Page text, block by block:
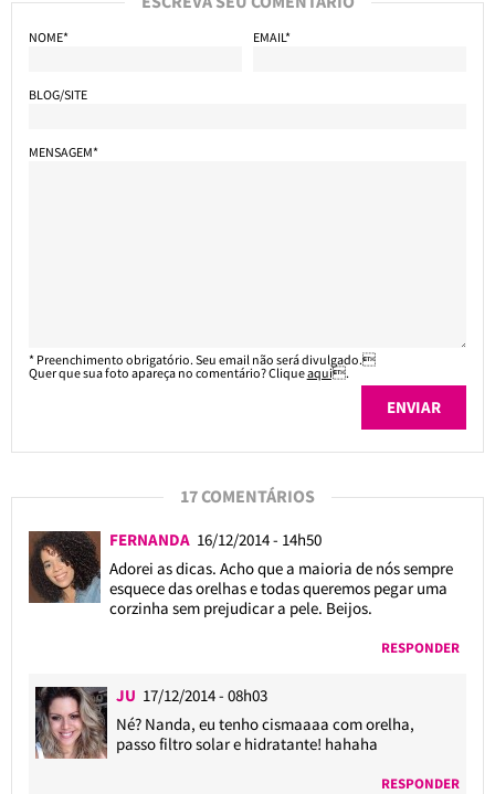
NOME* EMAIL*
BLOG/SITE
MENSAGEM*
* Preenchimento obrigatório. Seu email não será divulgado.
Quer que sua foto apareça no comentário? Cliqueaqui.
17 COMENTÁRIOS
FERNANDA 16/12/2014 - 14h50
Adorei as dicas. Acho que a maioria de nós sempre
esquece das orelhas e todas queremos pegar uma
corzinha sem prejudicar a pele. Beijos.
RESPONDER
JU 17/12/2014 - 08h03
Né? Nanda, eu tenho cismaaaa com orelha,
passo filtro solar e hidratante! hahaha
RESPONDER